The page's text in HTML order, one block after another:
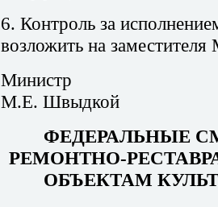
6. Контроль за
возложить на
Министр
М.Е. Швыдкой
ФЕДЕРАЛЬНЫЕ
РЕМОНТНО-
ОБЪЕКТАМ